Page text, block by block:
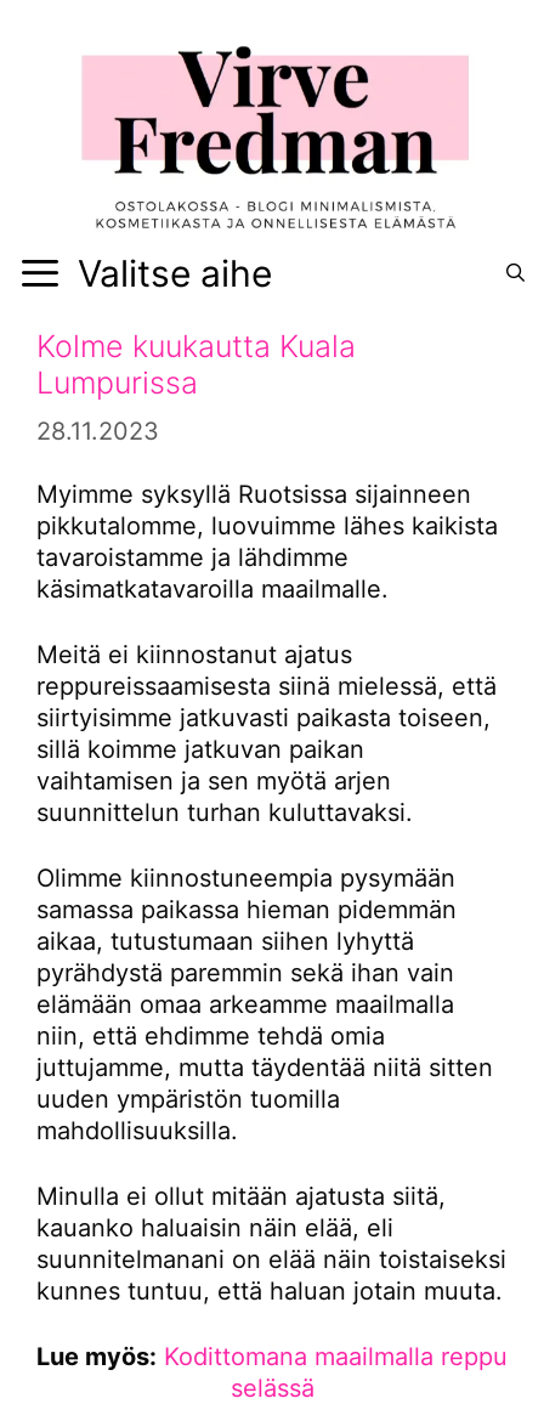
Valitse aihe
Kolme kuukautta Kuala
Lumpurissa
28.11.2023
Myimme syksyllä Ruotsissa sijainneen
pikkutalomme, luovuimme lähes kaikista
tavaroistamme ja lähdimme
käsimatkatavaroilla maailmalle.
Meitä ei kiinnostanut ajatus
reppureissaamisesta siinä mielessä, että
siirtyisimme jatkuvasti paikasta toiseen,
sillä koimme jatkuvan paikan
vaihtamisen ja sen myötä arjen
suunnittelun turhan kuluttavaksi.
Olimme kiinnostuneempia pysymään
samassa paikassa hieman pidemmän
aikaa, tutustumaan siihen lyhyttä
pyrähdystä paremmin sekä ihan vain
elämään omaa arkeamme maailmalla
niin, että ehdimme tehdä omia
juttujamme, mutta täydentää niitä sitten
uuden ympäristön tuomilla
mahdollisuuksilla.
Minulla ei ollut mitään ajatusta siitä,
kauanko haluaisin näin elää, eli
suunnitelmanani on elää näin toistaiseksi
kunnes tuntuu, että haluan jotain muuta.
Lue myös: Kodittomana maailmalla reppu
selässä